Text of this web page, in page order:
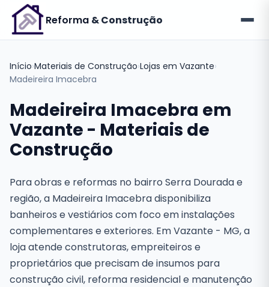
Reforma & Construção
Início›Materiais de Construção›Lojas em Vazante›
Madeireira Imacebra
Madeireira Imacebra em
Vazante - Materiais de
Construção
Para obras e reformas no bairro Serra Dourada e
região, a Madeireira Imacebra disponibiliza
banheiros e vestiários com foco em instalações
complementares e exteriores. Em Vazante - MG, a
loja atende construtoras, empreiteiros e
proprietários que precisam de insumos para
construção civil, reforma residencial e manutenção